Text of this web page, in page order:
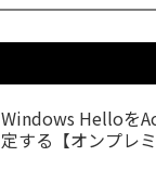
Windows Helloを
定する【オンプレミ